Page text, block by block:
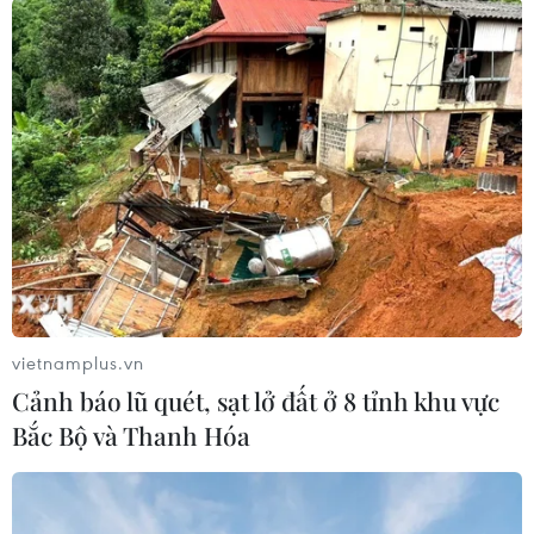
#sư tử xổng chuồng #rạp xiếc Rony Roller
#Kimba
#bắn thuốc mê
Italy
Theo dõi VietnamPlus
vietnamplus.vn
Cảnh báo lũ quét, sạt lở đất ở 8 tỉnh khu vực
Bắc Bộ và Thanh Hóa